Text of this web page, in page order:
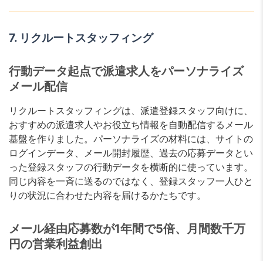
7. リクルートスタッフィング
行動データ起点で派遣求人をパーソナライズ
メール配信
リクルートスタッフィングは、派遣登録スタッフ向けに、
おすすめの派遣求人やお役立ち情報を自動配信するメール
基盤を作りました。パーソナライズの材料には、サイトの
ログインデータ、メール開封履歴、過去の応募データとい
った登録スタッフの行動データを横断的に使っています。
同じ内容を一斉に送るのではなく、登録スタッフ一人ひと
りの状況に合わせた内容を届けるかたちです。
メール経由応募数が1年間で5倍、月間数千万
円の営業利益創出